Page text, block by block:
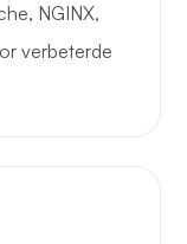
NGINX,
verbeterde